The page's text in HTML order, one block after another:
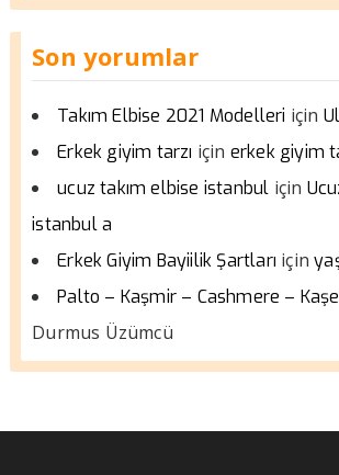
Son yorumlar
Takım Elbise 2021 Modelleri için
Erkek giyim tarzı için erkek giyim
ucuz takım elbise istanbul için
istanbul a
Erkek Giyim Bayiilik Şartları için
Palto – Kaşmir – Cashmere –
Durmus Üzümcü